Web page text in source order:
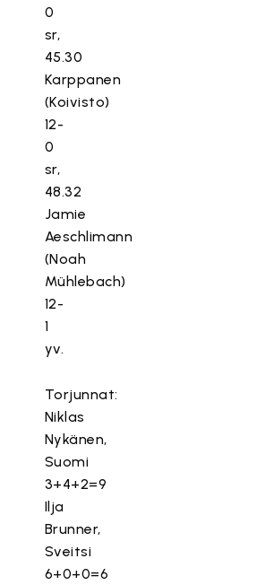
0
sr,
45.30
Karppanen
(Koivisto)
12-
0
sr,
48.32
Jamie
Aeschlimann
(Noah
Mühlebach)
12-
1
yv.
Torjunnat:
Niklas
Nykänen,
Suomi
3+4+2=9
Ilja
Brunner,
Sveitsi
6+0+0=6